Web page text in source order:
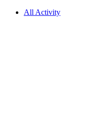
All Activity